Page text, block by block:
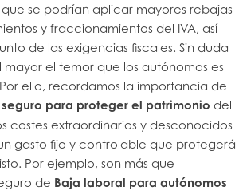
se podrían aplicar mayores rebajas
y fraccionamientos del IVA, así
de las exigencias fiscales. Sin duda
el temor que los autónomos es
ello, recordamos la importancia de
seguro para proteger el patrimonio del
costes extraordinarios y desconocidos
gasto fijo y controlable que protegerá
Por ejemplo, son más que
de Baja laboral para autónomos